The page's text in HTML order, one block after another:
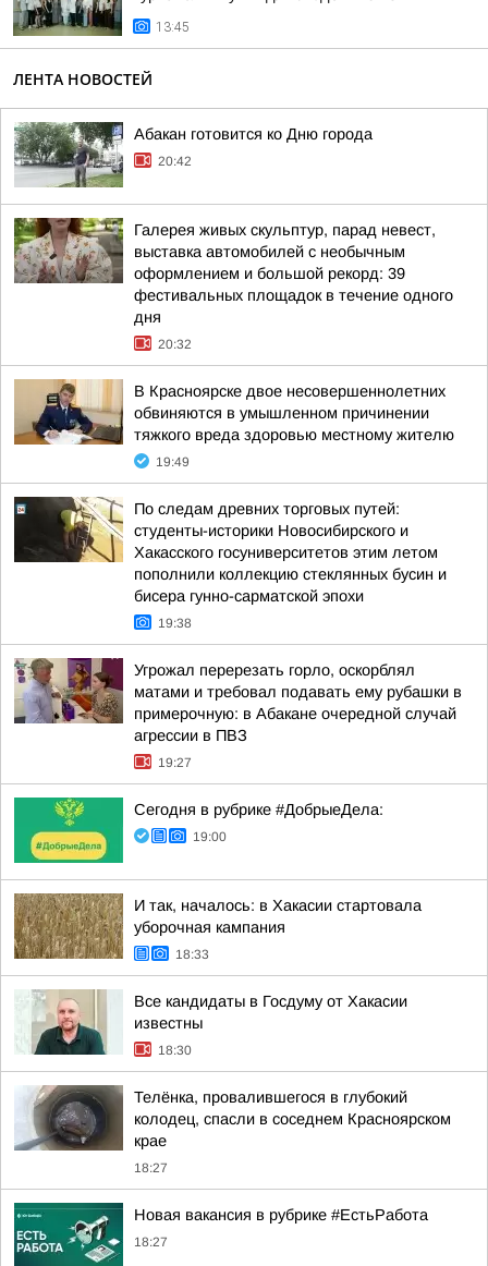
13:45
ЛЕНТА НОВОСТЕЙ
Абакан готовится ко Дню города
20:42
Галерея живых скульптур, парад невест,
выставка автомобилей с необычным
оформлением и большой рекорд: 39
фестивальных площадок в течение одного
дня
20:32
В Красноярске двое несовершеннолетних
обвиняются в умышленном причинении
тяжкого вреда здоровью местному жителю
19:49
По следам древних торговых путей:
студенты-историки Новосибирского и
Хакасского госуниверситетов этим летом
пополнили коллекцию стеклянных бусин и
бисера гунно-сарматской эпохи
19:38
Угрожал перерезать горло, оскорблял
матами и требовал подавать ему рубашки в
примерочную: в Абакане очередной случай
агрессии в ПВЗ
19:27
Сегодня в рубрике #ДобрыеДела:
19:00
И так, началось: в Хакасии стартовала
уборочная кампания
18:33
Все кандидаты в Госдуму от Хакасии
известны
18:30
Телёнка, провалившегося в глубокий
колодец, спасли в соседнем Красноярском
крае
18:27
Новая вакансия в рубрике #ЕстьРабота
18:27